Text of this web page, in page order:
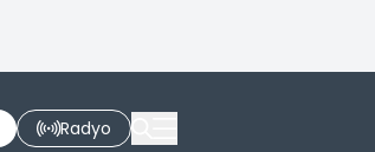
Radyo